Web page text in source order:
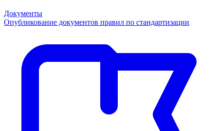
Документы
Опубликование документов правил по стандартизации